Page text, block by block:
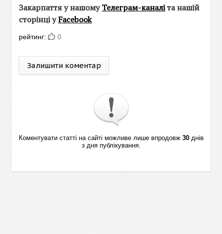
Закарпаття у нашомуТелеграм-каналіта нашій
сторінці уFacebook
рейтинг: 0
Залишити коментар
Коментувати статті на сайті можливе лише впродовж 30днів
з дня публікування.